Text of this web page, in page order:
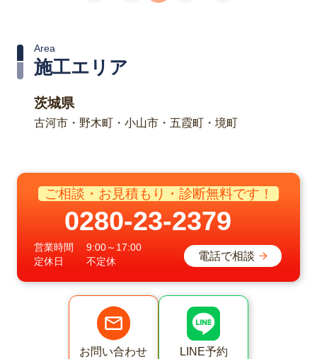
施工エリア
Area
茨城県
古河市・野木町・小山市・五霞町・境町
ご相談・お見積もり・診断無料です！
0280-23-2379
営業時間
9:00～17:00
定休日
不定休 電話で相談
お問い合わせ LINE予約